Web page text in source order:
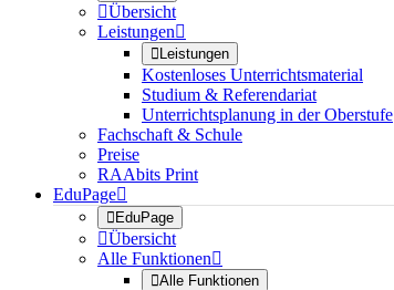
Übersicht
Leistungen
Leistungen
Kostenloses Unterrichtsmaterial
Studium & Referendariat
Unterrichtsplanung in der Oberstufe
Fachschaft & Schule
Preise
RAAbits Print
EduPage
EduPage
Übersicht
Alle Funktionen
Alle Funktionen